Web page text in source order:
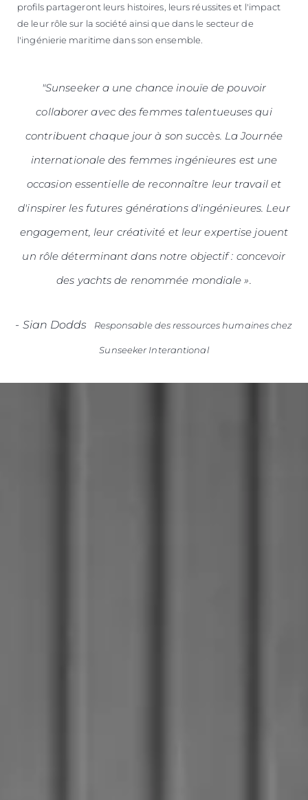
profils partageront leurs histoires, leurs réussites et l'impact
de leur rôle sur la société ainsi que dans le secteur de
l'ingénierie maritime dans son ensemble.
"Sunseeker a une chance inouïe de pouvoir
collaborer avec des femmes talentueuses qui
contribuent chaque jour à son succès. La Journée
internationale des femmes ingénieures est une
occasion essentielle de reconnaître leur travail et
d'inspirer les futures générations d'ingénieures. Leur
engagement, leur créativité et leur expertise jouent
un rôle déterminant dans notre objectif : concevoir
des yachts de renommée mondiale ».
- Sian Dodds Responsable des ressources humaines chez
Sunseeker Interantional